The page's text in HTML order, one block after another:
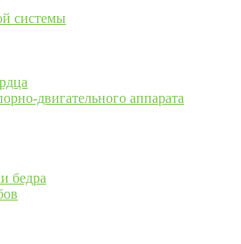
системы
двигательного аппарата
бедра